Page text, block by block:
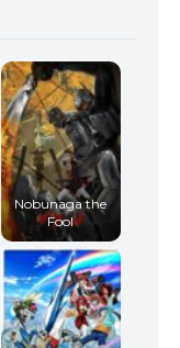
Nobunaga the
Fool